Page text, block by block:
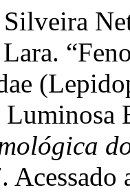
Acessado